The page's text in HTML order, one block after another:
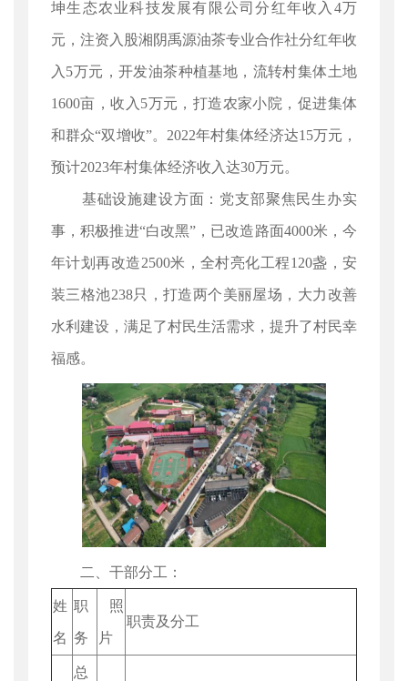
坤生态农业科技发展有限公司分红年收入4万
元，注资入股湘阴禹源油茶专业合作社分红年收
入5万元，开发油茶种植基地，流转村集体土地
1600亩，收入5万元，打造农家小院，促进集体
和群众“双增收”。2022年村集体经济达15万元，
预计2023年村集体经济收入达30万元。
基础设施建设方面：党支部聚焦民生办实
事，积极推进“白改黑”，已改造路面4000米，今
年计划再改造2500米，全村亮化工程120盏，安
装三格池238只，打造两个美丽屋场，大力改善
水利建设，满足了村民生活需求，提升了村民幸
福感。
二、干部分工：
姓
名
职
务
照
片
职责及分工
总